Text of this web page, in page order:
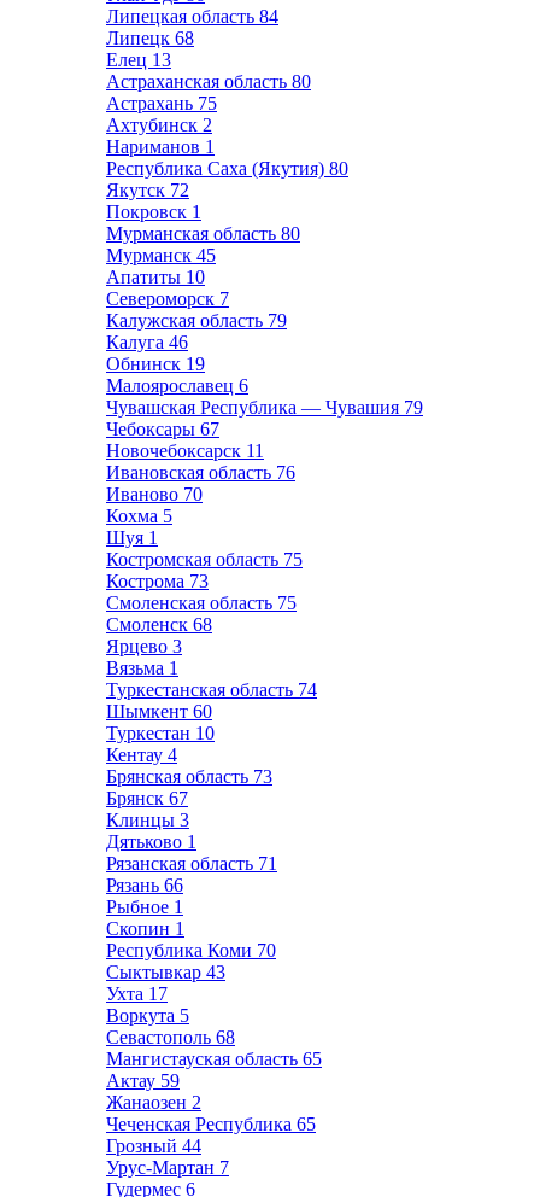
Липецкая область 84
Липецк 68
Елец 13
Астраханская область 80
Астрахань 75
Ахтубинск 2
Нариманов 1
Республика Саха (Якутия) 80
Якутск 72
Покровск 1
Мурманская область 80
Мурманск 45
Апатиты 10
Североморск 7
Калужская область 79
Калуга 46
Обнинск 19
Малоярославец 6
Чувашская Республика — Чувашия 79
Чебоксары 67
Новочебоксарск 11
Ивановская область 76
Иваново 70
Кохма 5
Шуя 1
Костромская область 75
Кострома 73
Смоленская область 75
Смоленск 68
Ярцево 3
Вязьма 1
Туркестанская область 74
Шымкент 60
Туркестан 10
Кентау 4
Брянская область 73
Брянск 67
Клинцы 3
Дятьково 1
Рязанская область 71
Рязань 66
Рыбное 1
Скопин 1
Республика Коми 70
Сыктывкар 43
Ухта 17
Воркута 5
Севастополь 68
Мангистауская область 65
Актау 59
Жанаозен 2
Чеченская Республика 65
Грозный 44
Урус-Мартан 7
Гудермес 6